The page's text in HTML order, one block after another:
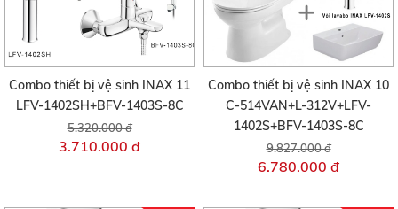
Combo thiết bị vệ sinh INAX 11
LFV-1402SH+BFV-1403S-8C
5.320.000 đ
3.710.000 đ
Combo thiết bị vệ sinh INAX 10
C-514VAN+L-312V+LFV-
1402S+BFV-1403S-8C
9.827.000 đ
6.780.000 đ